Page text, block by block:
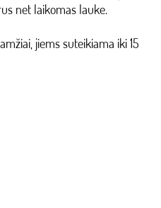
net laikomas lauke.
jiems suteikiama iki 15